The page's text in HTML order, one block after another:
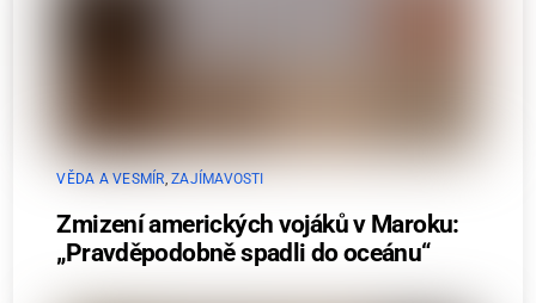
VĚDA A VESMÍR,ZAJÍMAVOSTI
Zmizení amerických vojáků v Maroku:
„Pravděpodobně spadli do oceánu“